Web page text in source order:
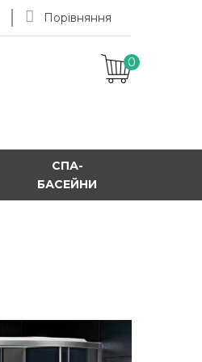
Порівняння
0
-
СПА-
БАСЕЙНИ
та душові кабіни